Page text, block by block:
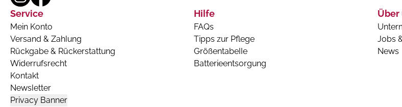
Service
Mein Konto
Versand & Zahlung
Rückgabe & Rückerstattung
Widerrufsrecht
Kontakt
Newsletter
Privacy Banner
Hilfe
FAQs
Tipps zur Pflege
Größentabelle
Batterieentsorgung
Über
Jobs
News